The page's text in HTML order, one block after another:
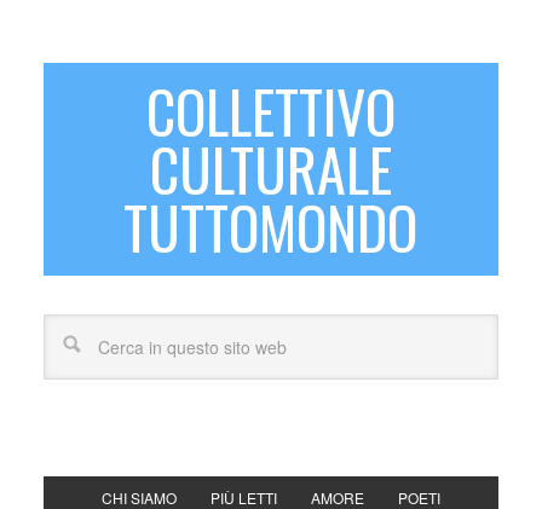
COLLETTIVO
CULTURALE
TUTTOMONDO
CHI SIAMO PIÙ LETTI AMORE POETI